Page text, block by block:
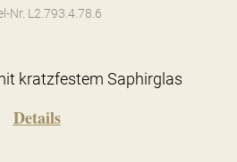
Nr. L2.793.4.78.6
kratzfestem Saphirglas
Details